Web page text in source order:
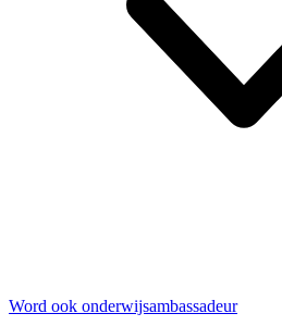
Word ook onderwijsambassadeur